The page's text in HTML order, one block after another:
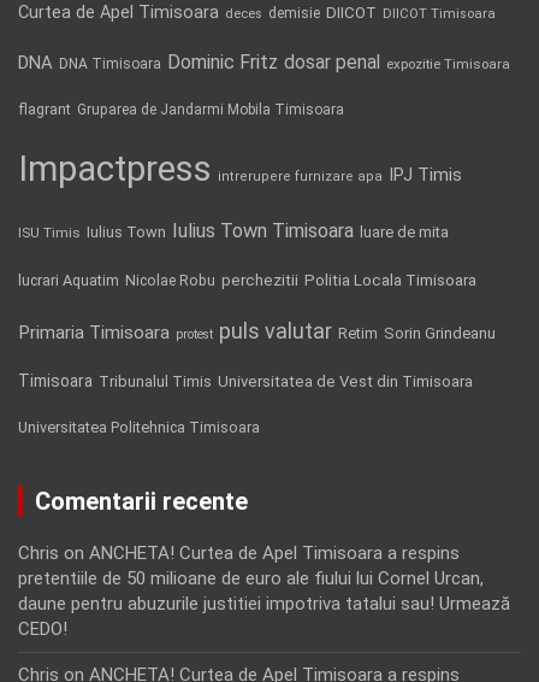
Curtea de Apel Timisoara deces demisie DIICOT DIICOT Timisoara
DNA DNA Timisoara Dominic Fritz dosar penal expozitie Timisoara
flagrant Gruparea de Jandarmi Mobila Timisoara
Impactpress intrerupere furnizare apa IPJ Timis
ISU Timis Iulius Town Iulius Town Timisoara luare de mita
lucrari Aquatim Nicolae Robu perchezitii Politia Locala Timisoara
Primaria Timisoara protest puls valutar Retim Sorin Grindeanu
Timisoara Tribunalul Timis Universitatea de Vest din Timisoara
Universitatea Politehnica Timisoara
Comentarii recente
Chris on ANCHETA! Curtea de Apel Timisoara a respins
pretentiile de 50 milioane de euro ale fiului lui Cornel Urcan,
daune pentru abuzurile justitiei impotriva tatalui sau! Urmează
CEDO!
Chris on ANCHETA! Curtea de Apel Timisoara a respins